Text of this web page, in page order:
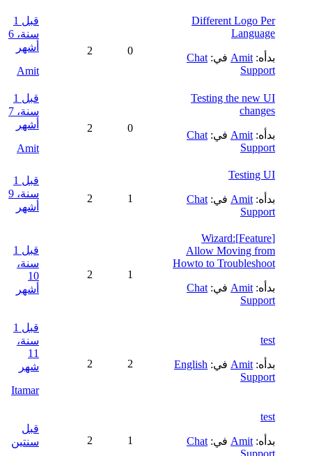
Different Logo Per
Language
بدأه: Amit في: Chat
Support
0
2
قبل 1
سنة، 6
أشهر
Amit
Testing the new UI
changes
بدأه: Amit في: Chat
Support
0
2
قبل 1
سنة، 7
أشهر
Amit
Testing UI
بدأه: Amit في: Chat
Support
1
2
قبل 1
سنة، 9
أشهر
[Feature]Wizard:
Allow Moving from
Howto to Troubleshoot
بدأه: Amit في: Chat
Support
1
2
قبل 1
سنة،
10
أشهر
test
بدأه: Amit في: English
Support
2
2
قبل 1
سنة،
11
شهر
Itamar
test
بدأه: Amit في: Chat
Support
1
2
قبل
سنتين